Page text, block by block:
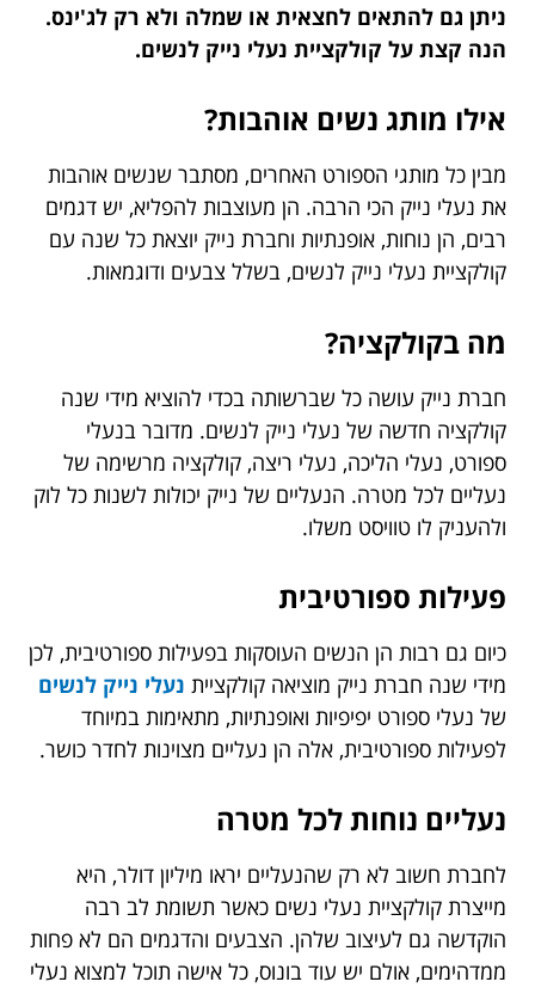
ניתן גם להתאים לחצאית או שמלה ולא רק לג'ינס.
הנה קצת על קולקציית נעלי נייק לנשים.
אילו מותג נשים אוהבות?
מבין כל מותגי הספורט האחרים, מסתבר שנשים אוהבות
את נעלי נייק הכי הרבה. הן מעוצבות להפליא, יש דגמים
רבים, הן נוחות, אופנתיות וחברת נייק יוצאת כל שנה עם
קולקציית נעלי נייק לנשים, בשלל צבעים ודוגמאות.
מה בקולקציה?
חברת נייק עושה כל שברשותה בכדי להוציא מידי שנה
קולקציה חדשה של נעלי נייק לנשים. מדובר בנעלי
ספורט, נעלי הליכה, נעלי ריצה, קולקציה מרשימה של
נעליים לכל מטרה. הנעליים של נייק יכולות לשנות כל לוק
ולהעניק לו טוויסט משלו.
פעילות ספורטיבית
כיום גם רבות הן הנשים העוסקות בפעילות ספורטיבית, לכן
מידי שנה חברת נייק מוציאה קולקציית נעלי נייק לנשים
של נעלי ספורט יפיפיות ואופנתיות, מתאימות במיוחד
לפעילות ספורטיבית, אלה הן נעליים מצוינות לחדר כושר.
נעליים נוחות לכל מטרה
לחברת חשוב לא רק שהנעליים יראו מיליון דולר, היא
מייצרת קולקציית נעלי נשים כאשר תשומת לב רבה
הוקדשה גם לעיצוב שלהן. הצבעים והדגמים הם לא פחות
ממדהימים, אולם יש עוד בונוס, כל אישה תוכל למצוא נעלי